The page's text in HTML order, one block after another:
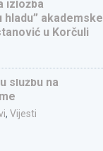
izložba
hladu” akademske
u Korčuli
službu na
, Vijesti